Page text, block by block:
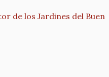
de los Jardines del Buen